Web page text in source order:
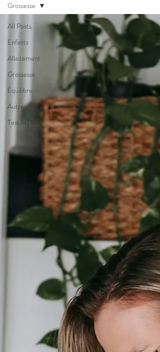
All Posts
Enfants
Allaitement
Grossesse
Équilibre
Autres
Test HTMA
Grossesse